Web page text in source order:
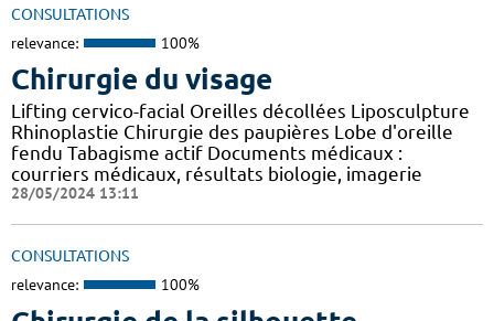
CONSULTATIONS
relevance: 100%
Chirurgie du visage
Lifting cervico-facial Oreilles décollées Liposculpture
Rhinoplastie Chirurgie des paupières Lobe d'oreille
fendu Tabagisme actif Documents médicaux :
courriers médicaux, résultats biologie, imagerie
28/05/2024 13:11
CONSULTATIONS
relevance: 100%